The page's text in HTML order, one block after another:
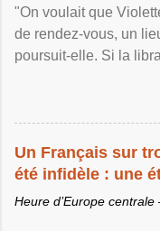
"On voulait que
de rendez-vous, un
poursuit-elle. Si la
Un Français sur
été infidèle : une
Heure d’Europe centrale